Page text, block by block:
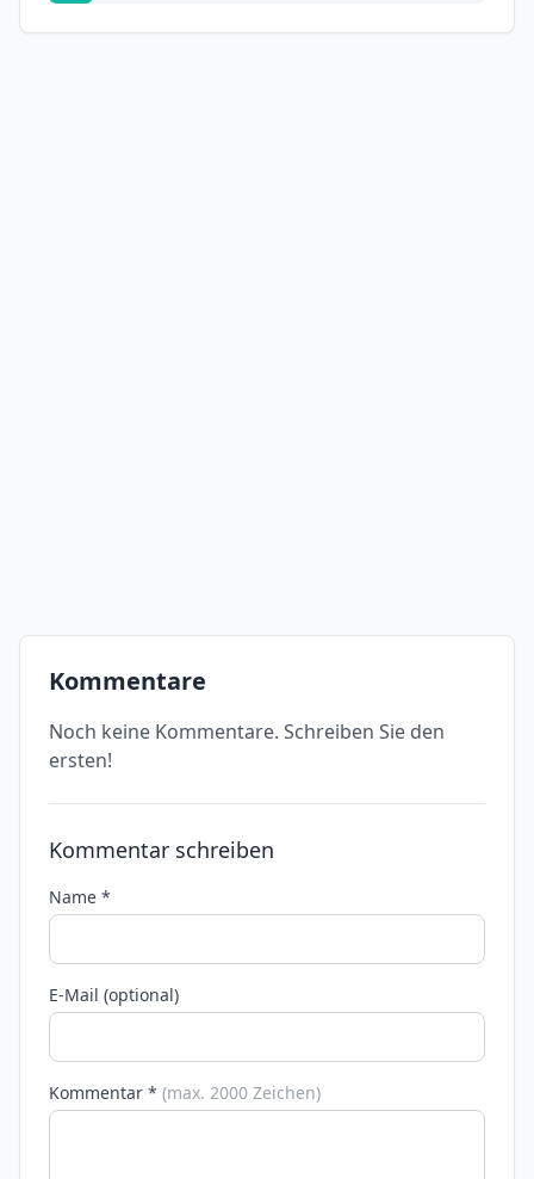
Kommentare
Noch keine Kommentare. Schreiben Sie den
ersten!
Kommentar schreiben
Name *
E-Mail (optional)
Kommentar * (max. 2000 Zeichen)